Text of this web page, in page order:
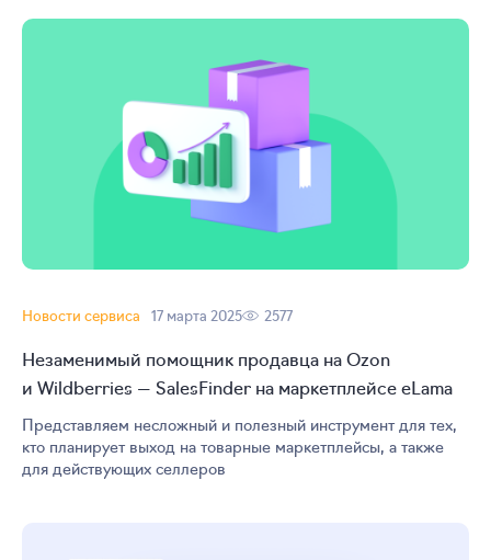
Новости сервиса 17 марта 2025 2577
Незаменимый помощник продавца на Ozon
и Wildberries — SalesFinder на маркетплейсе eLama
Представляем несложный и полезный инструмент для тех,
кто планирует выход на товарные маркетплейсы, а также
для действующих селлеров